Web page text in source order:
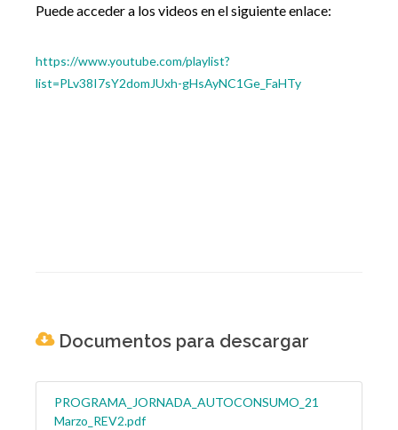
Puede acceder a los videos en el siguiente enlace:
https://www.youtube.com/playlist?
list=PLv38I7sY2domJUxh-gHsAyNC1Ge_FaHTy
Documentos para descargar
PROGRAMA_JORNADA_AUTOCONSUMO_21
Marzo_REV2.pdf